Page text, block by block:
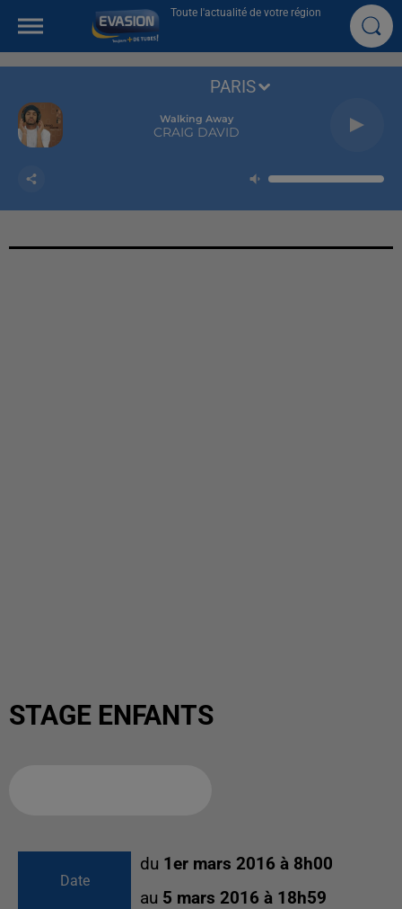
Toute l'actualité de votre région
Walking Away
CRAIG DAVID
PARIS
STAGE ENFANTS
Date
du 1er mars 2016 à 8h00
au 5 mars 2016 à 18h59